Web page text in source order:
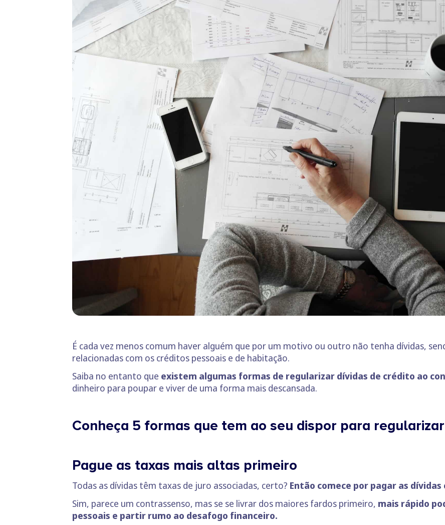
É cada vez menos comum haver alguém que por um motivo ou outro não tenha dívidas,
relacionadas com os créditos pessoais e de habitação.
Saiba no entanto que existem algumas formas de regularizar dívidas de crédito ao
dinheiro para poupar e viver de uma forma mais descansada.
Conheça 5 formas que tem ao seu dispor para
Pague as taxas mais altas primeiro
Todas as dívidas têm taxas de juro associadas, certo? Então comece por pagar as
Sim, parece um contrassenso, mas se se livrar dos maiores fardos primeiro, mais rápido
pessoais e partir rumo ao desafogo financeiro.